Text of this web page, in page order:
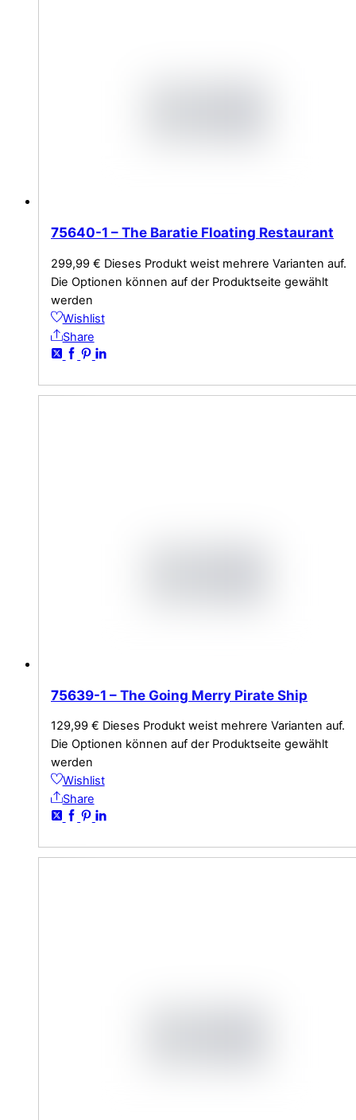
75640-1 – The Baratie Floating Restaurant
299,99 € Dieses Produkt weist mehrere Varianten auf.
Die Optionen können auf der Produktseite gewählt
werden
Wishlist
Share
75639-1 – The Going Merry Pirate Ship
129,99 € Dieses Produkt weist mehrere Varianten auf.
Die Optionen können auf der Produktseite gewählt
werden
Wishlist
Share